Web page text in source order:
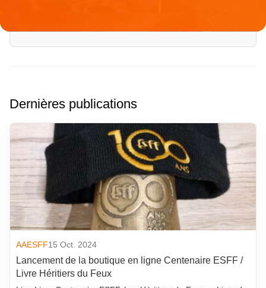
Dernières publications
AAESFF15 Oct. 2024
Lancement de la boutique en ligne Centenaire ESFF /
Livre Héritiers du Feux